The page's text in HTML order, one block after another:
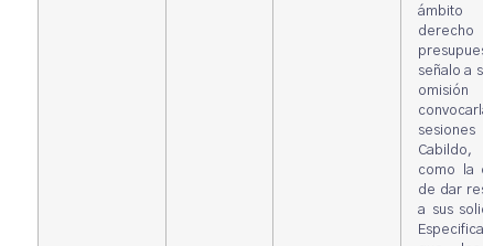
derecho
señalo a su
como la
de dar
a sus